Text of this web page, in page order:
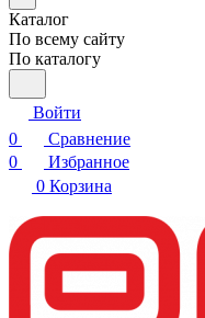
Каталог
По всему сайту
По каталогу
Войти
0
Сравнение
0
Избранное
0 Корзина